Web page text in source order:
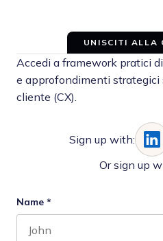
UNISCITI ALLA
Accedi a framework pratici
e approfondimenti strategici
cliente (CX).
Sign up with:
Or sign up
Name *